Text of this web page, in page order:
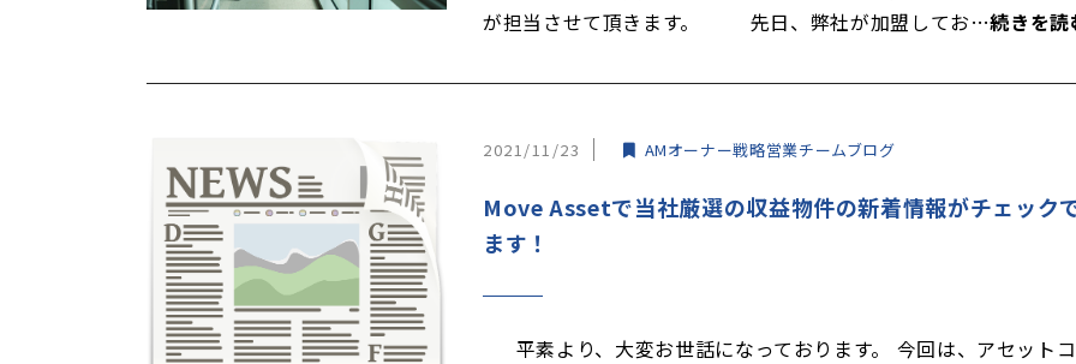
が担当させて頂きます。 先日、弊社が加盟してお…続きを読
2021/11/23 AMオーナー戦略営業チームブログ
Move Assetで当社厳選の収益物件の新着情報がチェック
ます！
平素より、大変お世話になっております。 今回は、アセット